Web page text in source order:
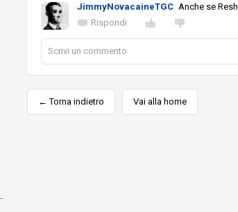
JimmyNovacaineTGC Anche se
Rispondi
Scrivi un commento
← Torna indietro Vai alla home